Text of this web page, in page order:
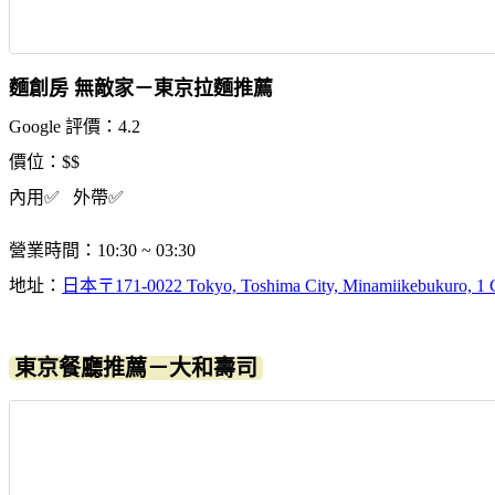
麵創房 無敵家－東京拉麵推薦
Google 評價：4.2
價位：$$
內用✅ 外帶✅
營業時間：10:30 ~ 03:30
地址： 日本〒171-0022 Tokyo, Toshima City, Minamiikebukuro,
東京餐廳推薦－大和壽司